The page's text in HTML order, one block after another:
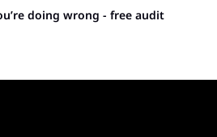
doing wrong - free audit